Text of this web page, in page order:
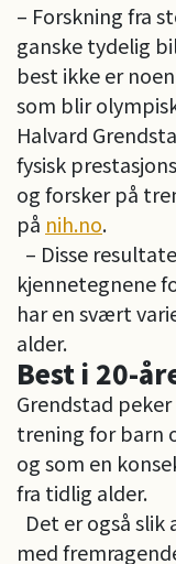
– Forskning fra
ganske tydelig
best ikke er
som blir
Halvard
fysisk
og forsker på
på nih.no.
– Disse
kjennetegnene
har en svært
alder.
Best i 20-
Grendstad
trening for barn
og som en
fra tidlig alder.
Det er også
med